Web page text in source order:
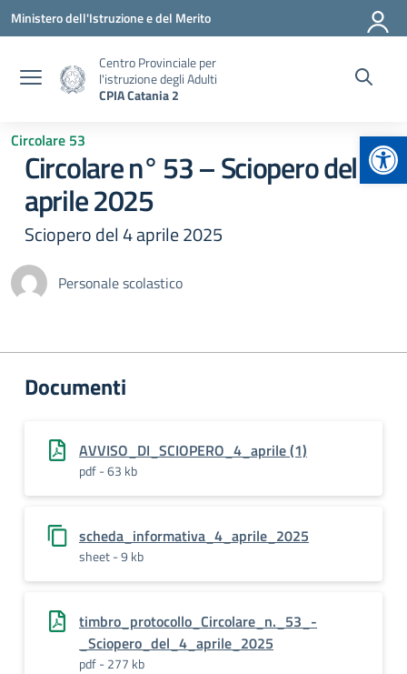
Vai ai contenuti
Vai al menu di navigazione
Vai al footer
Ministero dell'Istruzione e del Merito
Centro Provinciale per
l'istruzione degli Adulti
CPIA Catania 2
Circolare 53
Circolare n° 53 – Sciopero del 4
aprile 2025
Sciopero del 4 aprile 2025
Personale scolastico
Documenti
AVVISO_DI_SCIOPERO_4_aprile (1)
pdf - 63 kb
scheda_informativa_4_aprile_2025
sheet - 9 kb
timbro_protocollo_Circolare_n._53_-
_Sciopero_del_4_aprile_2025
pdf - 277 kb